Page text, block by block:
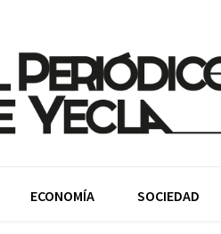
ECONOMÍA SOCIEDAD